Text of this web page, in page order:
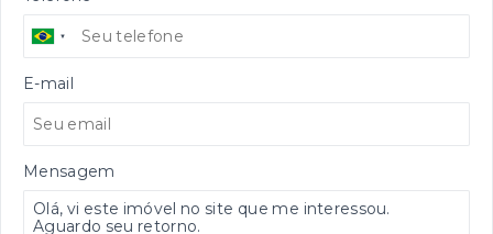
E-mail
Mensagem